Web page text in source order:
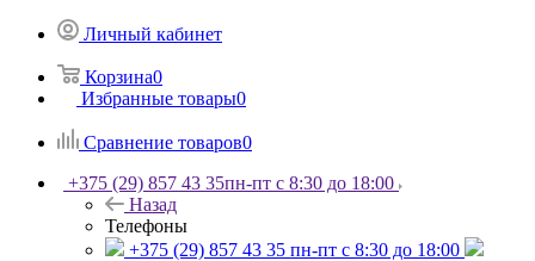
Личный кабинет
Корзина0
Избранные товары0
Сравнение товаров0
+375 (29) 857 43 35пн-пт с 8:30 до 18:00
Назад
Телефоны
+375 (29) 857 43 35 пн-пт с 8:30 до 18:00